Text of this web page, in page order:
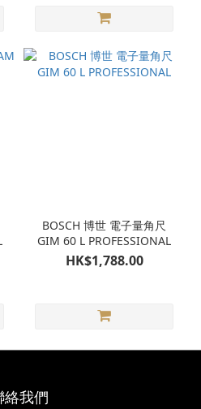
BOSCH 博世 電子量角尺
GIM 60 L PROFESSIONAL
HK$1,788.00
絡我們